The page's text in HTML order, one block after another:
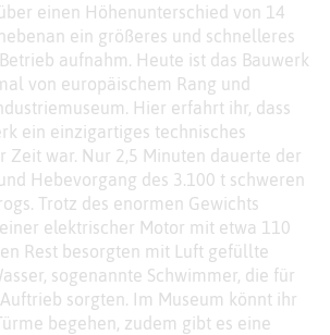
einen Höhenunterschied von 14
ein größeres und schnelleres
aufnahm. Heute ist das Bauwerk
von europäischem Rang und
Hier erfahrt ihr, dass
ein einzigartiges technisches
Zeit war. Nur 2,5 Minuten dauerte der
Hebevorgang des 3.100 t schweren
Trotz des enormen Gewichts
elektrischer Motor mit etwa 110
Rest besorgten mit Luft gefüllte
sogenannte Schwimmer, die für
sorgten. Im Museum könnt ihr
begehen, zudem gibt es eine